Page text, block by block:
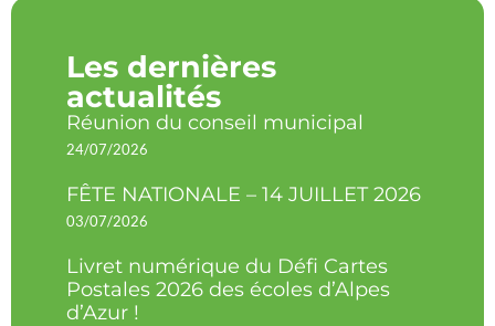
Les dernières
actualités
Réunion du conseil municipal
24/07/2026
FÊTE NATIONALE – 14 JUILLET 2026
03/07/2026
Livret numérique du Défi Cartes
Postales 2026 des écoles d’Alpes
d’Azur !